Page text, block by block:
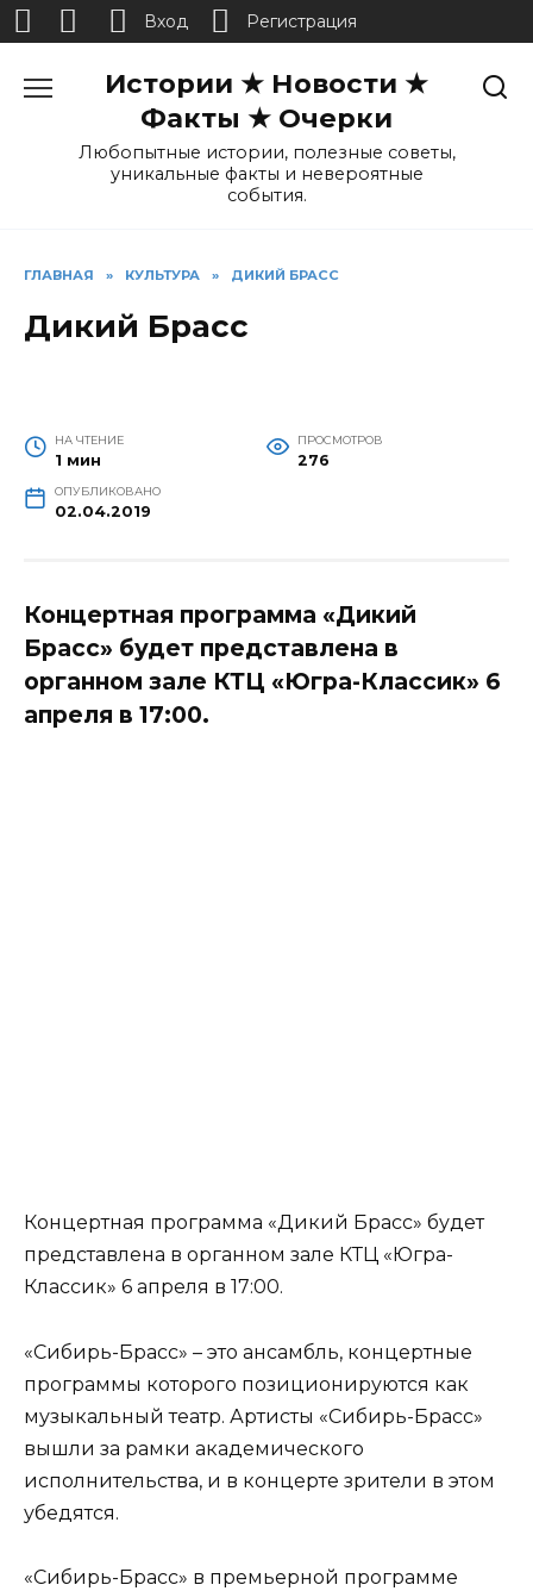
Истории ★ Новости ★
Факты ★ Очерки
Любопытные истории, полезные советы,
уникальные факты и невероятные
события.
ГЛАВНАЯ » КУЛЬТУРА » ДИКИЙ БРАСС
Дикий Брасс
НА ЧТЕНИЕ
1 мин
ПРОСМОТРОВ
276
ОПУБЛИКОВАНО
02.04.2019
Концертная программа «Дикий
Брасс» будет представлена в
органном зале КТЦ «Югра-Классик» 6
апреля в 17:00.
Концертная программа «Дикий Брасс» будет
представлена в органном зале КТЦ «Югра-
Классик» 6 апреля в 17:00.
«Сибирь-Брасс» – это ансамбль, концертные
программы которого позиционируются как
музыкальный театр. Артисты «Сибирь-Брасс»
вышли за рамки академического
исполнительства, и в концерте зрители в этом
убедятся.
«Сибирь-Брасс» в премьерной программе
Вход Регистрация